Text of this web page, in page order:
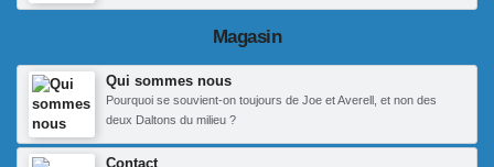
Magasin
Qui sommes nous
Pourquoi se souvient-on toujours de Joe et Averell, et non des
deux Daltons du milieu ?
Contact